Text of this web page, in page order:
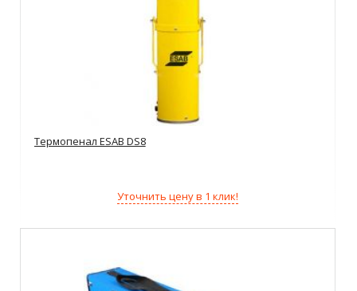
Термопенал ESAB DS8
Уточнить цену в 1 клик!